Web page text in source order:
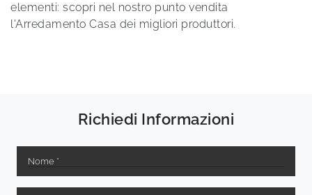
elementi: scopri nel nostro punto vendita
l'Arredamento Casa dei migliori produttori.
Richiedi Informazioni